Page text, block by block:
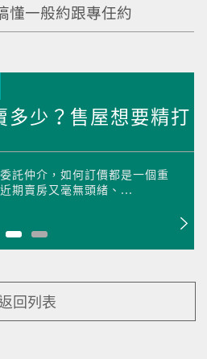
一般約跟專任約
多少？售屋想要精打
託仲介，如何訂價都是一個重
期賣房又毫無頭緒、...
回列表